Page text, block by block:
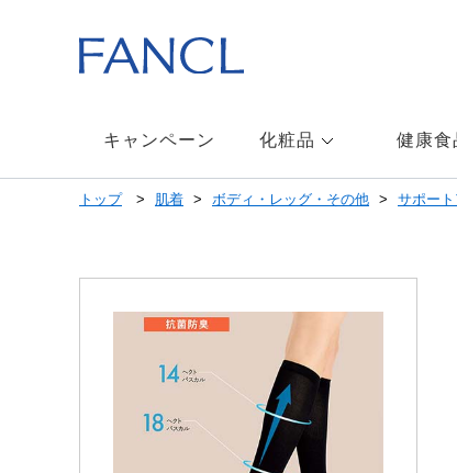
メ
キャンペーン 化粧品 健康食
トップ 肌着 ボディ・レッグ・その他 サポー